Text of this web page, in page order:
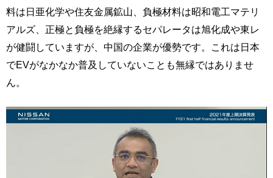
料は日亜化学や住友金属鉱山、負極材料は昭和電工マテリ
アルズ、正極と負極を絶縁するセパレータは旭化成や東レ
が健闘していますが、中国の企業が優勢です。これは日本
でEVがなかなか普及していないことも無縁ではありませ
ん。